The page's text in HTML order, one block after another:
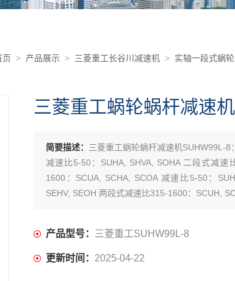
页 > 产品展示 > 三菱重工长谷川减速机 > 实轴一段式蜗
三菱重工蜗轮蜗杆减速
简要描述： 三菱重工蜗轮蜗杆减速机SUHW99L-8：
减速比5-50：SUHA, SHVA, SOHA 二段式减
1600：SCUA, SCHA, SCOA 减速比5-50：
SEHV, SEOH 两段式减速比315-1600：SCUH,
产品型号： 三菱重工SUHW99L-8
更新时间： 2025-04-22